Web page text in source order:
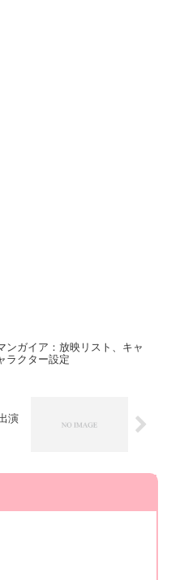
ンガイア：放映リスト、キャ
ラクター設定
演